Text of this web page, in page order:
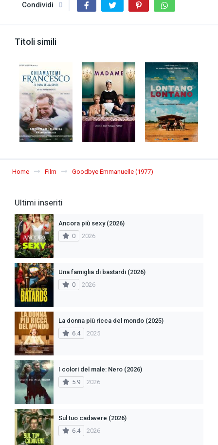
Condividi 0
Titoli simili
Home Film Goodbye Emmanuelle (1977)
Ultimi inseriti
Ancora più sexy (2026)
0
2026
Una famiglia di bastardi (2026)
0
2026
La donna più ricca del mondo (2025)
6.4
2025
I colori del male: Nero (2026)
5.9
2026
Sul tuo cadavere (2026)
6.4
2026